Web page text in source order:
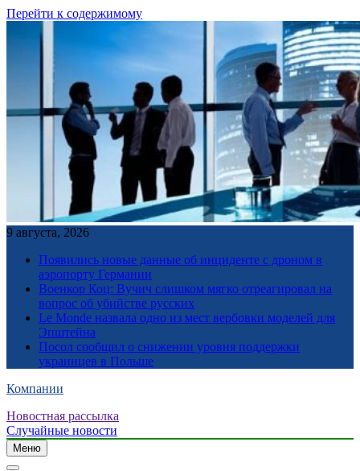
Перейти к содержимому
9 августа, 2026
Появились новые данные об инциденте с дроном в
аэропорту Германии
Военкор Коц: Вучич слишком мягко отреагировал на
вопрос об убийстве русских
Le Monde назвала одно из мест вербовки моделей для
Эпштейна
Посол сообщил о снижении уровня поддержки
украинцев в Польше
Компании
Новостная рассылка
Случайные новости
Меню